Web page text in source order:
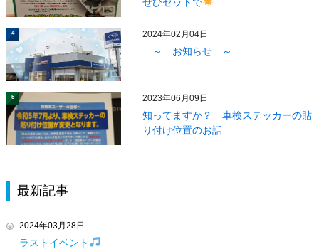
4 2024年02月04日
～ お知らせ ～
5 2023年06月09日
知ってますか？ 車検ステッカーの貼
り付け位置のお話
最新記事
2024年03月28日
ラストイベント